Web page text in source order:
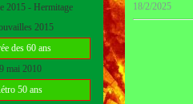
2015 - Hermitage
2015
des 60 ans
mai 2010
50 ans
18/2/2025